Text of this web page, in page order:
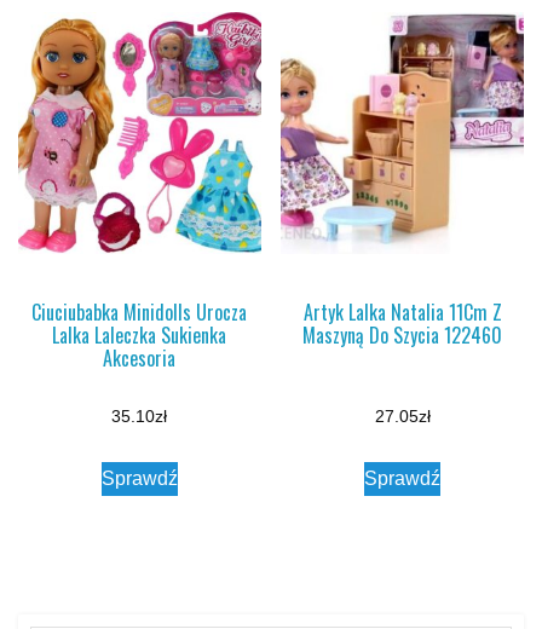
Ciuciubabka Minidolls Urocza
Lalka Laleczka Sukienka
Akcesoria
35.10zł
Sprawdź
Artyk Lalka Natalia 11Cm Z
Maszyną Do Szycia 122460
27.05zł
Sprawdź